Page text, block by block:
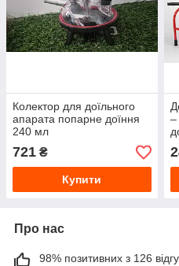
Колектор для доїльного
апарата попарне доїння
240 мл
721 ₴
Купити
–
Про нас
98% позитивних з 126